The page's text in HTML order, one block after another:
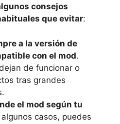
consejos
que evitar:
a la versión de
con el mod.
de funcionar o
tras grandes
el mod según tu
casos, puedes